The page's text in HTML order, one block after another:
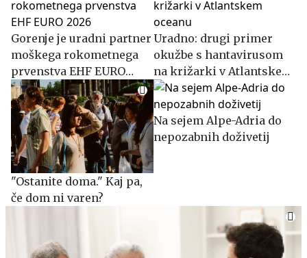
Gorenje je uradni partner
moškega rokometnega
prvenstva EHF EURO
2026
Uradno: drugi primer
okužbe s hantavirusom
na križarki v Atlantskem
oceanu
"Ostanite doma." Kaj pa,
če dom ni varen?
Na sejem Alpe-Adria do
nepozabnih doživetij